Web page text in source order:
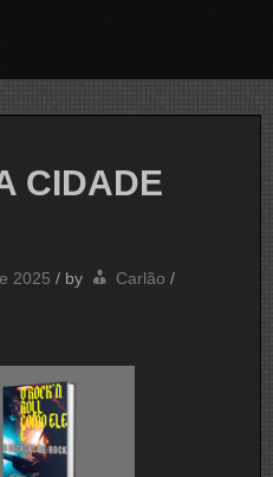
CIDADE
2025 / by Carlão /